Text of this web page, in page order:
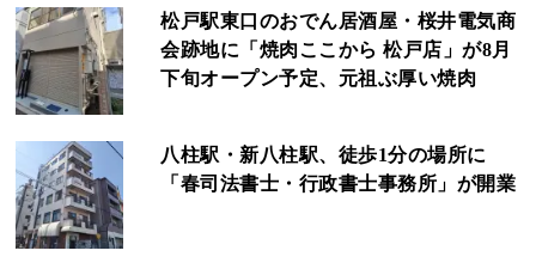
松戸駅東口のおでん居酒屋・桜井電気商
会跡地に「焼肉ここから 松戸店」が8月
下旬オープン予定、元祖ぶ厚い焼肉
八柱駅・新八柱駅、徒歩1分の場所に
「春司法書士・行政書士事務所」が開業